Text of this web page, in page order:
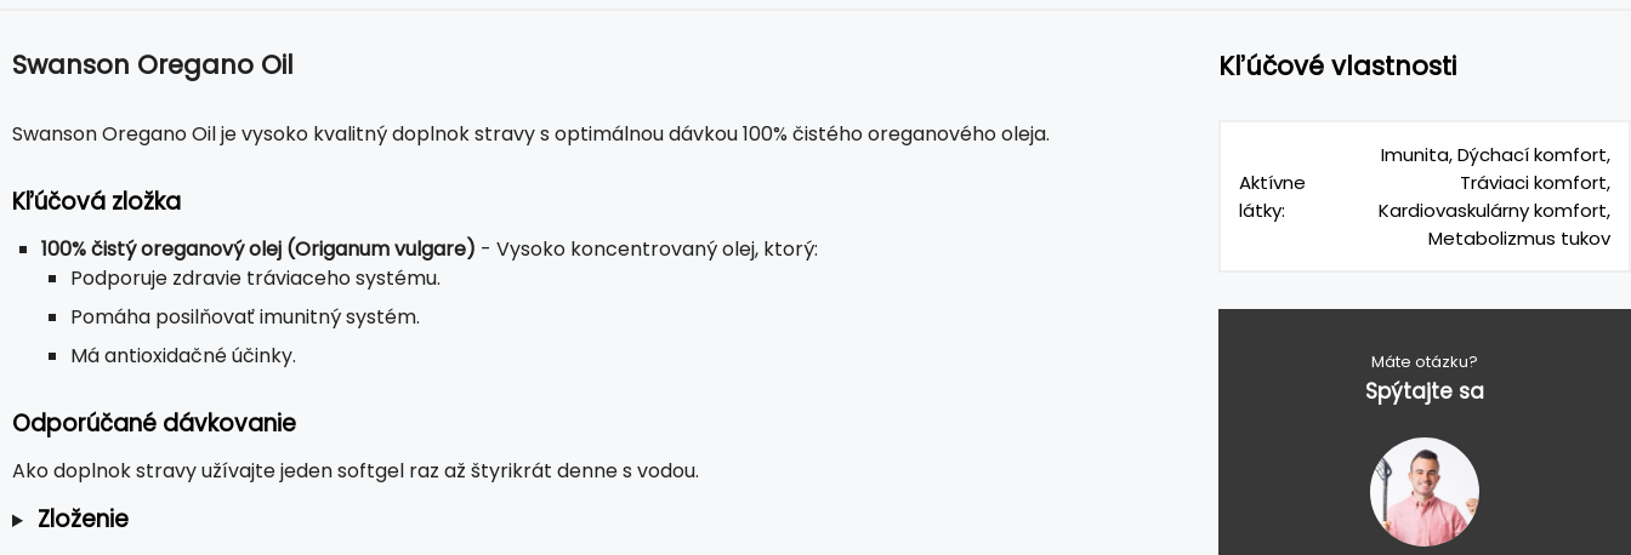
Swanson Oregano Oil
Swanson Oregano Oil je vysoko kvalitný doplnok stravy s optimálnou dávkou 100% čistého oreganového oleja.
Kľúčová zložka
100% čistý oreganový olej (Origanum vulgare) - Vysoko koncentrovaný olej, ktorý:
Podporuje zdravie tráviaceho systému.
Pomáha posilňovať imunitný systém.
Má antioxidačné účinky.
Odporúčané dávkovanie
Ako doplnok stravy užívajte jeden softgel raz až štyrikrát denne s vodou.
Zloženie
Kľúčové vlastnosti
Aktívne
látky:
Imunita, Dýchací komfort,
Tráviaci komfort,
Kardiovaskulárny komfort,
Metabolizmus tukov
Máte otázku?
Spýtajte sa